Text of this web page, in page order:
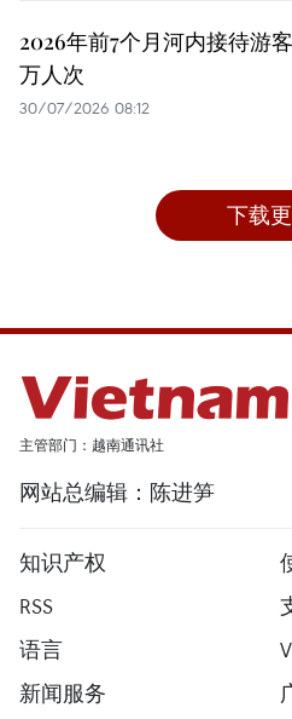
2026年前7个月河内接待游
万人次
30/07/2026 08:12
下载
主管部门：越南通讯社
网站总编辑：陈进笋
知识产权
RSS
语言
新闻服务